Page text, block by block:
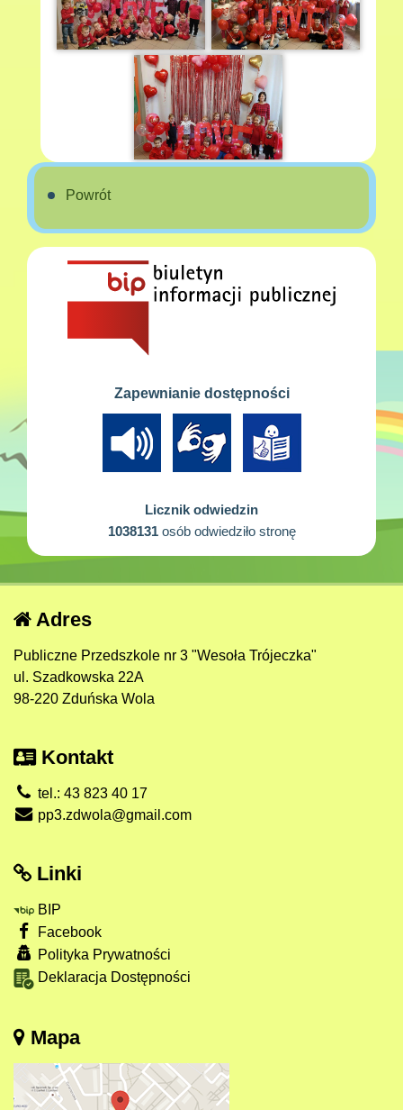
Powrót
Zapewnianie dostępności
Licznik odwiedzin
1038131osób odwiedziło stronę
Adres
Publiczne Przedszkole nr 3 "Wesoła Trójeczka"
ul. Szadkowska 22A
98-220 Zduńska Wola
Kontakt
tel.: 43 823 40 17
pp3.zdwola@gmail.com
Linki
BIP
Facebook
Polityka Prywatności
Deklaracja Dostępności
Mapa